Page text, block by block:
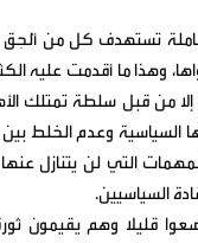
تستهدف كل من أُلحِق
وهذا ما أقدمت عليه
إلا من قبل سلطة تمتلك
السياسية وعدم الخلط
التي لن يتنازل
السياسيين.